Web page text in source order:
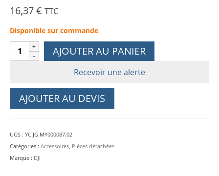
16,37€ TTC
Disponible sur commande
quantité
de
Rubber
Damper
RTK
AJOUTER AU PANIER
Recevoir une alerte
AJOUTER AU DEVIS
UGS : YC.JG.MY000087.02
Catégories : Accessoires, Pièces détachées
Marque : DJI